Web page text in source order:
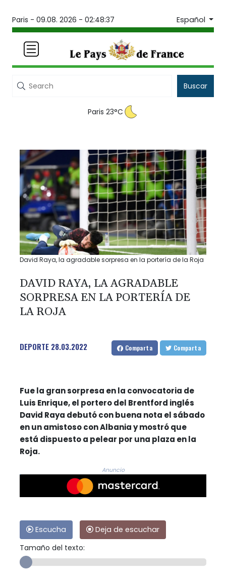
Paris - 09.08. 2026 - 02:48:37 Español
Buscar
Paris 23°C
David Raya, la agradable sorpresa en la portería de la Roja
DAVID RAYA, LA AGRADABLE
SORPRESA EN LA PORTERÍA DE
LA ROJA
DEPORTE 28.03.2022 Comparta Comparta
Fue la gran sorpresa en la convocatoria de
Luis Enrique, el portero del Brentford inglés
David Raya debutó con buena nota el sábado
en un amistoso con Albania y mostró que
está dispuesto a pelear por una plaza en la
Roja.
Anuncio
Escucha
Deja de escuchar
Tamaño del texto: